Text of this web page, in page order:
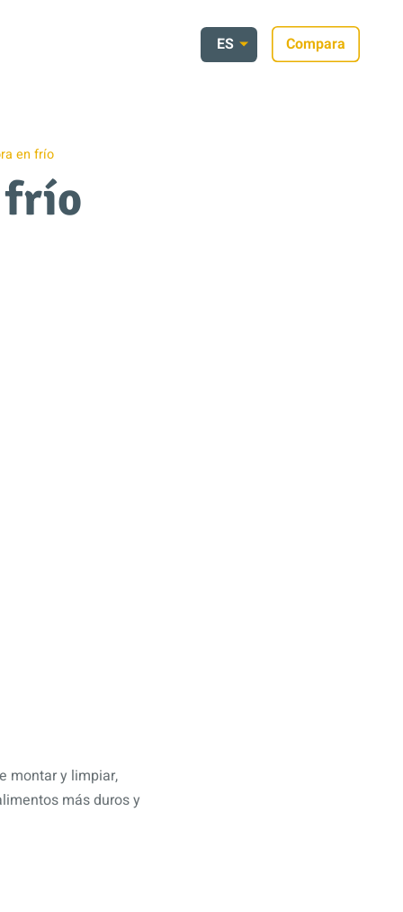
ES Compara
en frío
frío
montar y limpiar,
más duros y